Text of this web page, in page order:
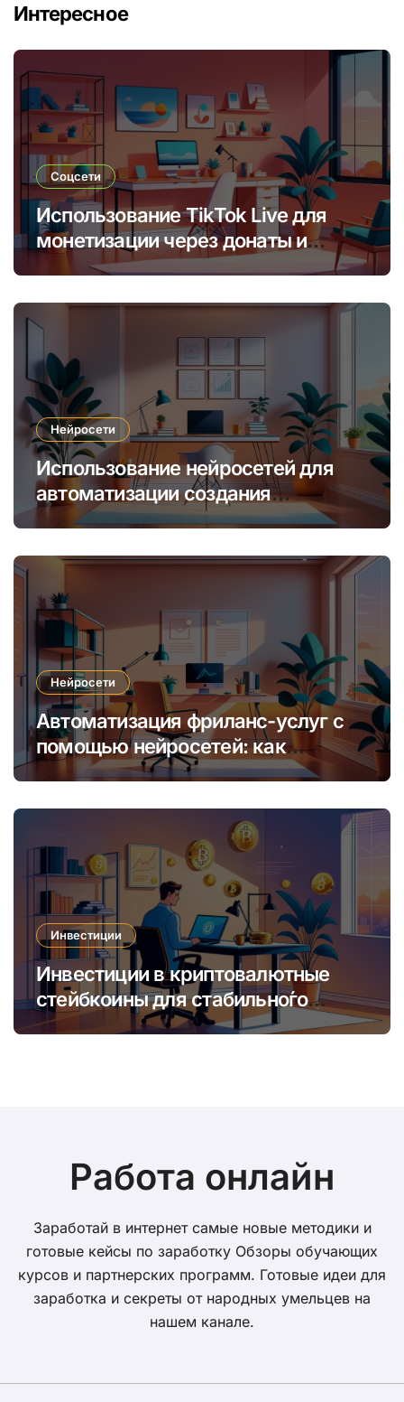
Интересное
Соцсети
Использование TikTok Live для
монетизации через донаты и
платные подписки
Нейросети
Использование нейросетей для
автоматизации создания
уникальных интернет-курсов и
Нейросети
Автоматизация фриланс-услуг с
помощью нейросетей: как
увеличить доход и сократить
Инвестиции
Инвестиции в криптовалютные
стейбкоины для стабильно́го
онлайн-заработка в условиях
Работа онлайн
Заработай в интернет самые новые методики и
готовые кейсы по заработку Обзоры обучающих
курсов и партнерских программ. Готовые идеи для
заработка и секреты от народных умельцев на
нашем канале.